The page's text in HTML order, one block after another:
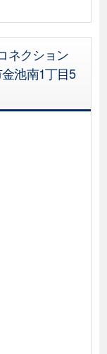
ネクション
池南1丁目5